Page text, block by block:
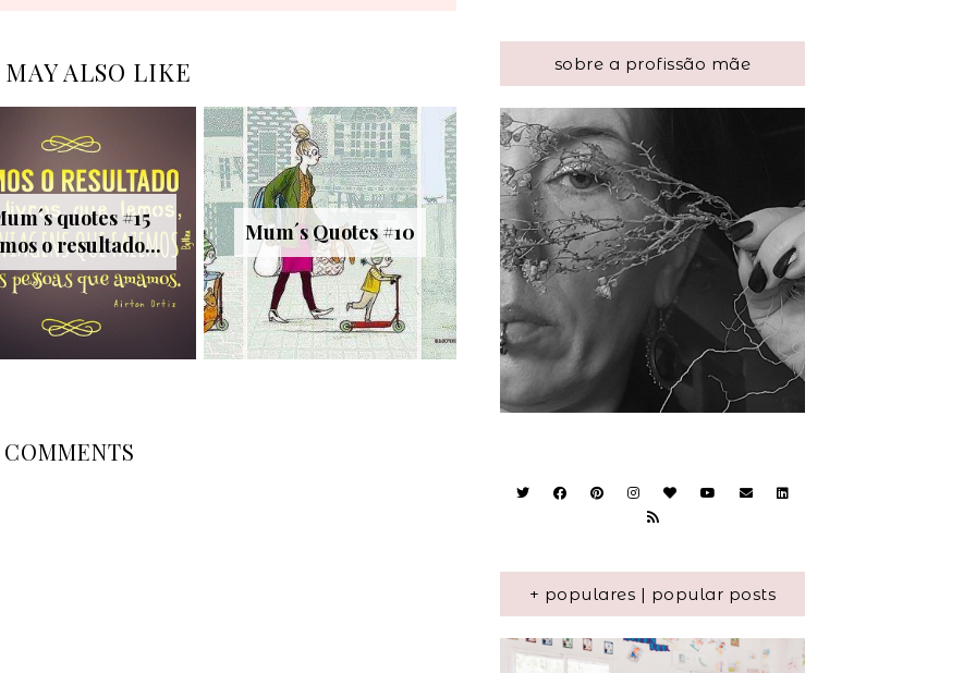
MAY ALSO LIKE
quotes #15
o resultado...
Mum´s Quotes #10
COMMENTS
sobre a profissão mãe
+ populares | popular posts